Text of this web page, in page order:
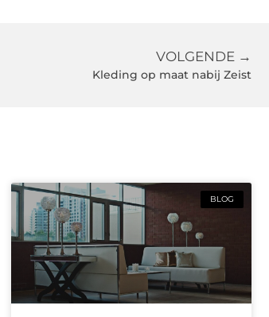
VOLGENDE →
Kleding op maat nabij Zeist
BLOG